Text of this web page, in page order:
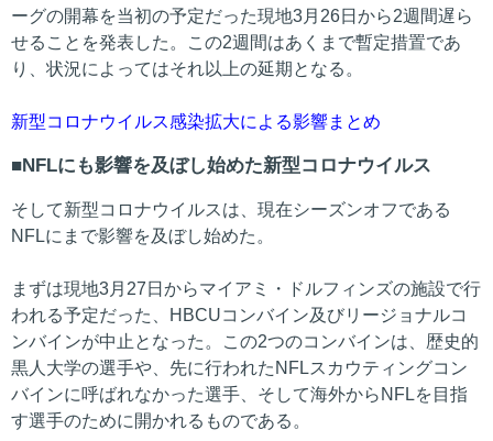
ーグの開幕を当初の予定だった現地3月26日から2週間遅ら
せることを発表した。この2週間はあくまで暫定措置であ
り、状況によってはそれ以上の延期となる。
新型コロナウイルス感染拡大による影響まとめ
NFLにも影響を及ぼし始めた新型コロナウイルス
そして新型コロナウイルスは、現在シーズンオフである
NFLにまで影響を及ぼし始めた。
まずは現地3月27日からマイアミ・ドルフィンズの施設で行
われる予定だった、HBCUコンバイン及びリージョナルコ
ンバインが中止となった。この2つのコンバインは、歴史的
黒人大学の選手や、先に行われたNFLスカウティングコン
バインに呼ばれなかった選手、そして海外からNFLを目指
す選手のために開かれるものである。